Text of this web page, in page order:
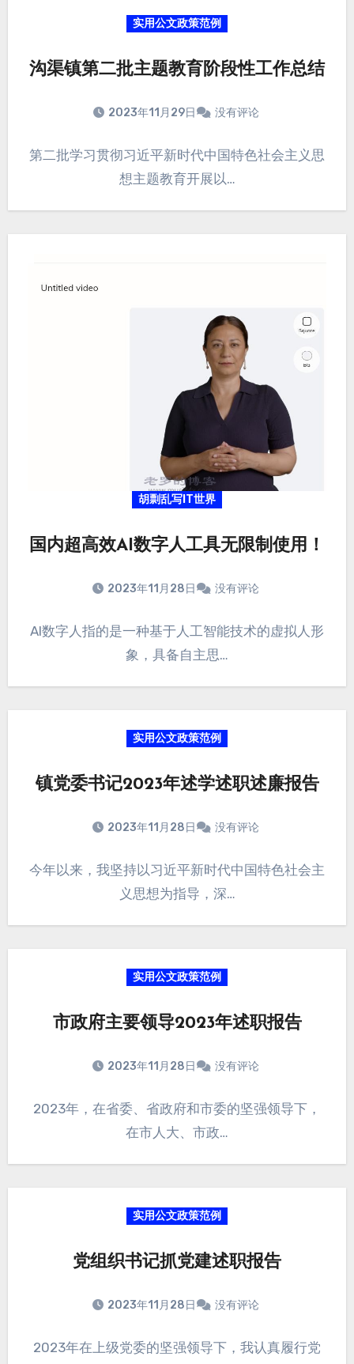
实用公文政策范例
沟渠镇第二批主题教育阶段性工作总结
2023年11月29日 没有评论
第二批学习贯彻习近平新时代中国特色社会主义思
想主题教育开展以…
胡剽乱写IT世界
国内超高效AI数字人工具无限制使用！
2023年11月28日 没有评论
AI数字人指的是一种基于人工智能技术的虚拟人形
象，具备自主思…
实用公文政策范例
镇党委书记2023年述学述职述廉报告
2023年11月28日 没有评论
今年以来，我坚持以习近平新时代中国特色社会主
义思想为指导，深…
实用公文政策范例
市政府主要领导2023年述职报告
2023年11月28日 没有评论
2023年，在省委、省政府和市委的坚强领导下，
在市人大、市政…
实用公文政策范例
党组织书记抓党建述职报告
2023年11月28日 没有评论
2023年在上级党委的坚强领导下，我认真履行党